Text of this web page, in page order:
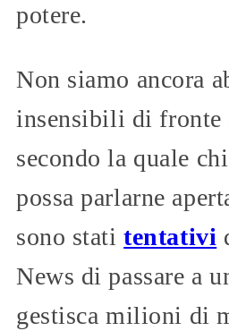
potere.
Non siamo ancora
insensibili di fronte
secondo la quale
possa parlarne
sono statitentativi
News di passare a
gestisca milioni di